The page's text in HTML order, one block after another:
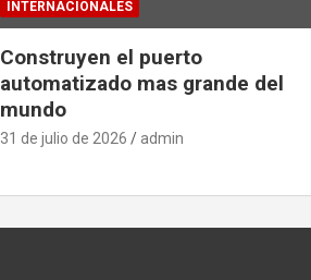
INTERNACIONALES
Construyen el puerto
automatizado mas grande del
mundo
31 de julio de 2026 admin